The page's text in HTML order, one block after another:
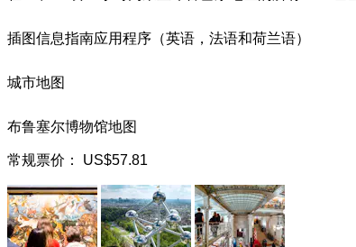
插图信息指南应用程序（英语，法语和荷兰语）
城市地图
布鲁塞尔博物馆地图
常规票价： US$57.81